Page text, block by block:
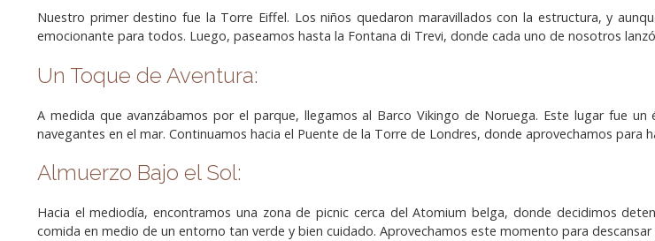
Nuestro primer destino fue la Torre Eiffel. Los niños quedaron maravillados con la estructura, y
emocionante para todos. Luego, paseamos hasta la Fontana di Trevi, donde cada uno de nosotros
Un Toque de Aventura:
A medida que avanzábamos por el parque, llegamos al Barco Vikingo de Noruega. Este lugar fue
navegantes en el mar. Continuamos hacia el Puente de la Torre de Londres, donde aprovechamos
Almuerzo Bajo el Sol:
Hacia el mediodía, encontramos una zona de picnic cerca del Atomium belga, donde decidimos
comida en medio de un entorno tan verde y bien cuidado. Aprovechamos este momento para